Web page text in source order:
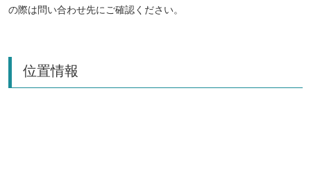
の際は問い合わせ先にご確認ください。
位置情報